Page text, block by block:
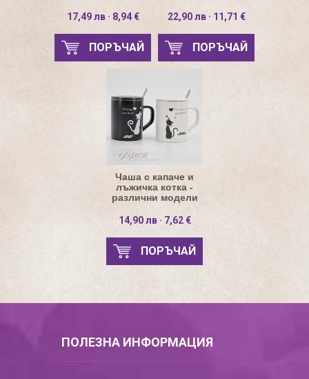
17,49 лв · 8,94 €
ПОРЪЧАЙ
22,90 лв · 11,71 €
ПОРЪЧАЙ
Чаша с капаче и
лъжичка котка -
различни модели
14,90 лв · 7,62 €
ПОРЪЧАЙ
ПОЛЕЗНА ИНФОРМАЦИЯ